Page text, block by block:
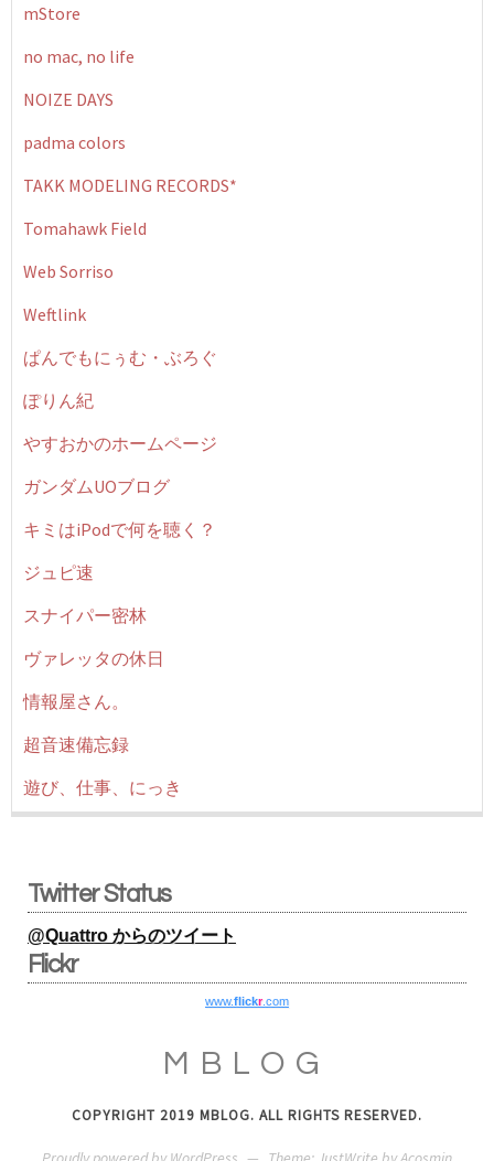
mStore
no mac, no life
NOIZE DAYS
padma colors
TAKK MODELING RECORDS*
Tomahawk Field
Web Sorriso
Weftlink
ぱんでもにぅむ・ぶろぐ
ぽりん紀
やすおかのホームページ
ガンダムUOブログ
キミはiPodで何を聴く？
ジュピ速
スナイパー密林
ヴァレッタの休日
情報屋さん。
超音速備忘録
遊び、仕事、にっき
Twitter Status
@Quattro からのツイート
Flickr
www.flickr.com
MBLOG
COPYRIGHT 2019 MBLOG. ALL RIGHTS RESERVED.